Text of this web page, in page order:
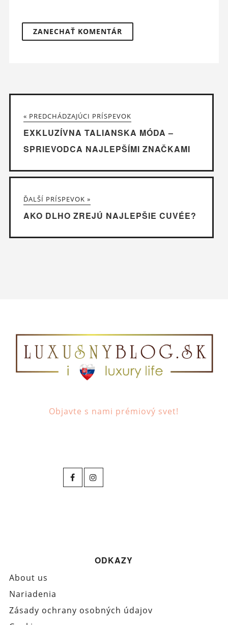
« PREDCHÁDZAJÚCI PRÍSPEVOK
EXKLUZÍVNA TALIANSKA MÓDA –
SPRIEVODCA NAJLEPŠÍMI ZNAČKAMI
ĎALŠÍ PRÍSPEVOK »
AKO DLHO ZREJÚ NAJLEPŠIE CUVÉE?
Objavte s nami prémiový svet!
ODKAZY
About us
Nariadenia
Zásady ochrany osobných údajov